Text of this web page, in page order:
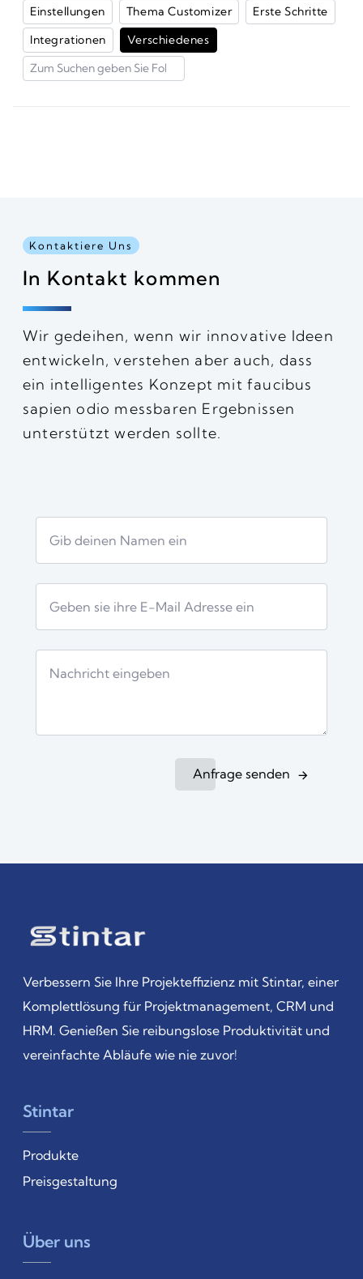
Einstellungen
Thema Customizer
Erste Schritte
Integrationen
Verschiedenes
Kontaktiere Uns
In Kontakt kommen
Wir gedeihen, wenn wir innovative Ideen
entwickeln, verstehen aber auch, dass
ein intelligentes Konzept mit faucibus
sapien odio messbaren Ergebnissen
unterstützt werden sollte.
Anfrage senden
Verbessern Sie Ihre Projekteffizienz mit Stintar, einer
Komplettlösung für Projektmanagement, CRM und
HRM. Genießen Sie reibungslose Produktivität und
vereinfachte Abläufe wie nie zuvor!
Stintar
Produkte
Preisgestaltung
Über uns